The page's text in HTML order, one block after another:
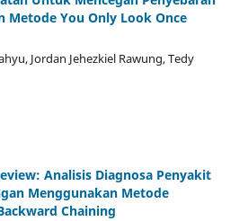
Metode You Only Look Once
Jordan Jehezkiel Rawung, Tedy
Analisis Diagnosa Penyakit
Menggunakan Metode
Chaining